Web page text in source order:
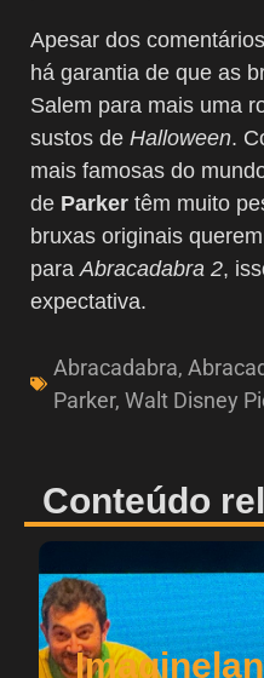
Apesar dos
há garantia de que as
Salem para mais uma
sustos de Halloween.
mais famosas do
de Parker têm muito
bruxas originais
para Abracadabra 2,
expectativa.
Abracadabra,
Parker, Walt Disney
Conteúdo